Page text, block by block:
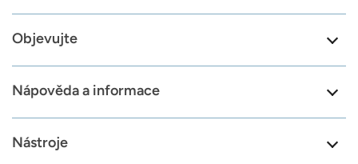
Objevujte
Nápověda a informace
Nástroje